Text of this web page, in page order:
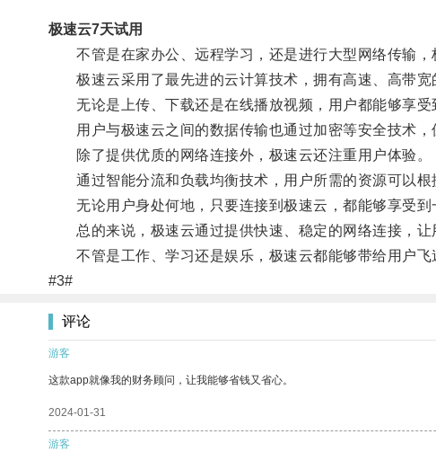
极速云7天试用
不管是在家办公、远程学习，还是进行大型网络传输，
极速云采用了最先进的云计算技术，拥有高速、高带宽
无论是上传、下载还是在线播放视频，用户都能够享受
用户与极速云之间的数据传输也通过加密等安全技术，
除了提供优质的网络连接外，极速云还注重用户体验。
通过智能分流和负载均衡技术，用户所需的资源可以根
无论用户身处何地，只要连接到极速云，都能够享受到
总的来说，极速云通过提供快速、稳定的网络连接，让
不管是工作、学习还是娱乐，极速云都能够带给用户飞
#3#
评论
游客
这款app就像我的财务顾问，让我能够省钱又省心。
2024-01-31
游客